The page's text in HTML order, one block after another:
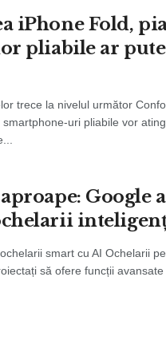
iPhone Fold,
pliabile ar
trece la nivelul următor
pliabile vor
Google
smart cu AI Ochelarii
să ofere funcții avansate